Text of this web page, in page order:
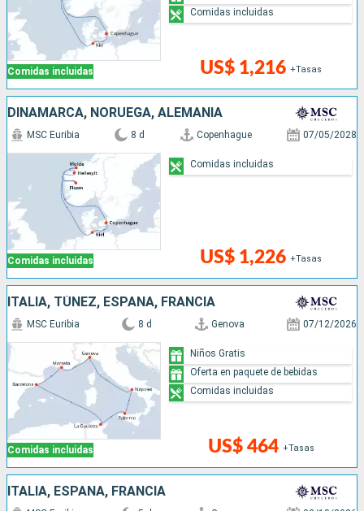
Comidas incluidas US$ 1,216 +Tasas
Comidas incluidas
DINAMARCA, NORUEGA, ALEMANIA
Comidas incluidas
MSC Euribia 8 d Copenhague 07/05/2028
US$ 1,226 +Tasas
Comidas incluidas
ITALIA, TÚNEZ, ESPAÑA, FRANCIA
Comidas incluidas
MSC Euribia 8 d Genova 07/12/2026
US$ 464 +Tasas
Niños Gratis
Oferta en paquete de bebidas
Comidas incluidas
ITALIA, ESPAÑA, FRANCIA